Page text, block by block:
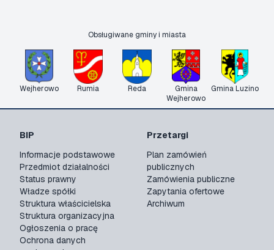
Obsługiwane gminy i miasta
Wejherowo Rumia Reda
Gmina
Wejherowo
Gmina Luzino
BIP
Informacje podstawowe
Przedmiot działalności
Status prawny
Władze spółki
Struktura właścicielska
Struktura organizacyjna
Ogłoszenia o pracę
Ochrona danych
Przetargi
Plan zamówień
publicznych
Zamówienia publiczne
Zapytania ofertowe
Archiwum